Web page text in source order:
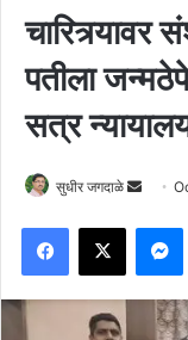
पतीला
सत्र
सुधीर जगदाळे
Send
email
Facebook
X